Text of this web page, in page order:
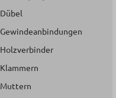
Dübel
Gewindeanbindungen
Holzverbinder
Klammern
Muttern